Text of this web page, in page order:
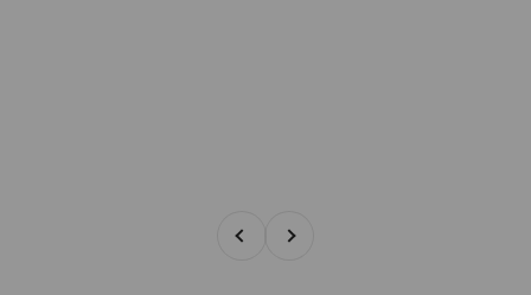
Zurück Vor